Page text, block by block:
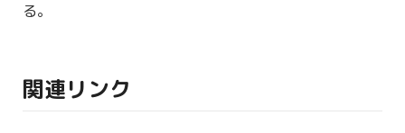
る。
関連リンク